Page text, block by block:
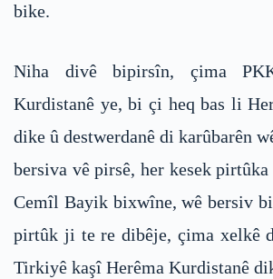
bike.
Niha divê bipirsîn, çima
Kurdistanê ye, bi çi heq bas li
dike û destwerdanê di karûbarên
bersiva vê pirsê, her kesek
Cemîl Bayik bixwîne, wê bersiv
pirtûk ji te re dibêje, çima xelkê
Tirkiyê kaşî Herêma Kurdistanê